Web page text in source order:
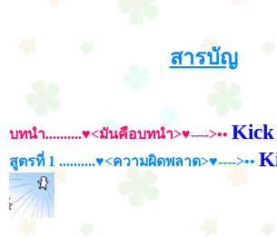
สารบัญ
บทนำ..........♥<มันคือบทนำ>♥---->••
สูตรที่ 1 ..........♥<ความผิดพลาด>♥---->••